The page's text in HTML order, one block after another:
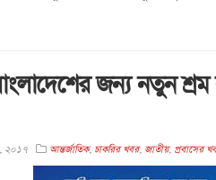
জন্য নতুন শ্রম
2017 আন্তর্জাতিক, চাকরির খবর, জাতীয়, প্রবাসের